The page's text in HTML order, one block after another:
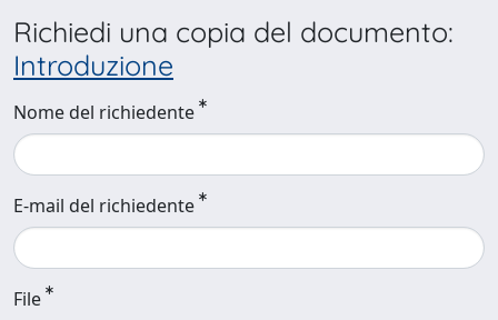
Richiedi una copia del documento:
Introduzione
Nome del richiedente
E-mail del richiedente
File